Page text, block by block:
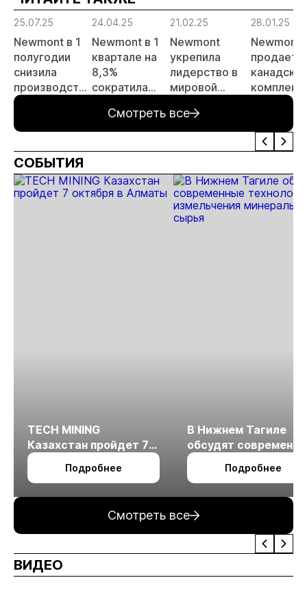
прогнозы для
МСБ
25.07.25
Newmont в 1
полугодии
снизила
производство
золота на
24.04.25
Newmont в 1
квартале на
8,3%
сократила
золота
21.02.25
Newmont
укрепила
лидерство в
мировой
28.01.25
Newmont
продает
канадский
комплекс
Porcupine
млн
долларов
Смотреть все
СОБЫТИЯ
TECH MINING
Казахстан пройдет 7
октября в Алматы
Подробнее
В Нижнем Тагиле
обсудят
технологии
измельчения
Подробнее
Смотреть все
ВИДЕО